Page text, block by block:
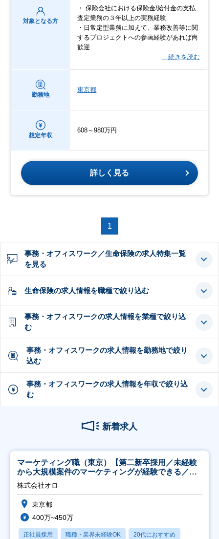
対象となる方
・ 保険会社における保険金/給付金の支払
査定業務の３年以上の実務経験
・日常定型業務に加えて、業務改善等に関
するプロジェクトへの参画経験があれば尚
歓迎
…続きを読む
勤務地
東京都
想定年収
608～980万円
詳しく見る
1
事務・オフィスワーク／生命保険の求人特集一覧
を見る
生命保険の求人情報を職種で絞り込む
事務・オフィスワークの求人情報を業種で絞り込
む
事務・オフィスワークの求人情報を勤務地で絞り
込む
事務・オフィスワークの求人情報を年収で絞り込
む
新着求人
マーケティング職（東京）【第二新卒採用／未経験
から大規模案件のマーケティングが経験できる／研
修充実】
株式会社オロ
東京都
400万~450万
正社員採用 職種・業界未経験OK 20代におすすめ